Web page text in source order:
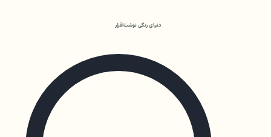
دنیای رنگی نوشت‌افزار